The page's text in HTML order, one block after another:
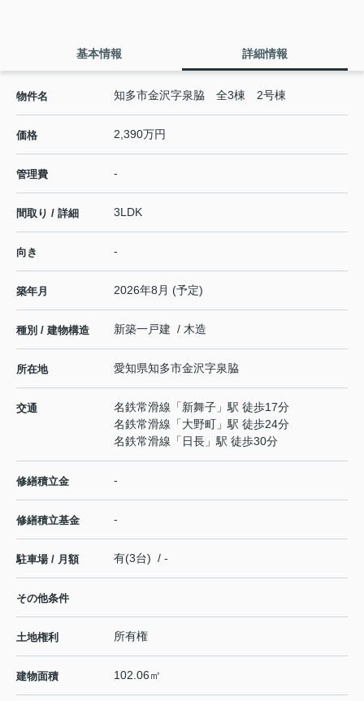
基本情報 詳細情報
物件名 知多市金沢字泉脇 全3棟 2号棟
価格 2,390万円
管理費 -
間取り / 詳細 3LDK
向き -
築年月 2026年8月 (予定)
種別 / 建物構造 新築一戸建 / 木造
所在地 愛知県知多市金沢字泉脇
交通 名鉄常滑線 「新舞子 」駅 徒歩17分
名鉄常滑線 「大野町 」駅 徒歩24分
名鉄常滑線 「 日長 」駅 徒歩30分
修繕積立金 -
修繕積立基金 -
駐車場 / 月額 有(3台) / -
その他条件
土地権利 所有権
建物面積 102.06㎡